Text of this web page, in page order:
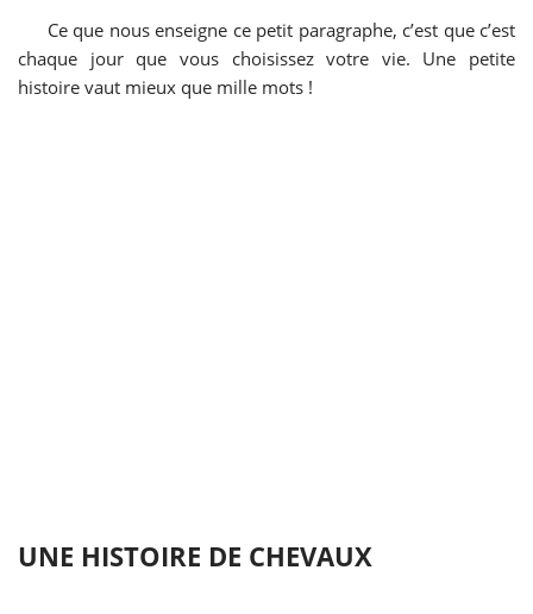
Ce que nous enseigne ce petit paragraphe, c’est que c’est
chaque jour que vous choisissez votre vie. Une petite
histoire vaut mieux que mille mots !
UNE HISTOIRE DE CHEVAUX